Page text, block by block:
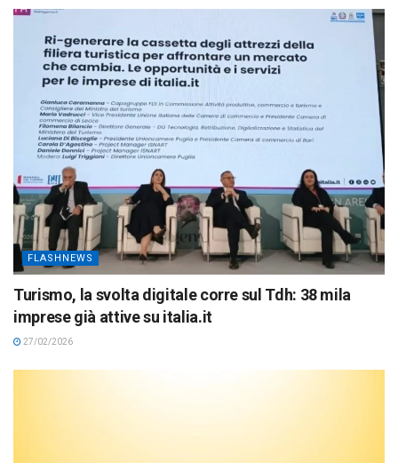
FLASHNEWS
Turismo, la svolta digitale corre sul Tdh: 38 mila
imprese già attive su italia.it
27/02/2026